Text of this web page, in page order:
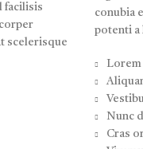
facilisis
scelerisque
conubia
potenti a
Lorem
Nunc
Cras